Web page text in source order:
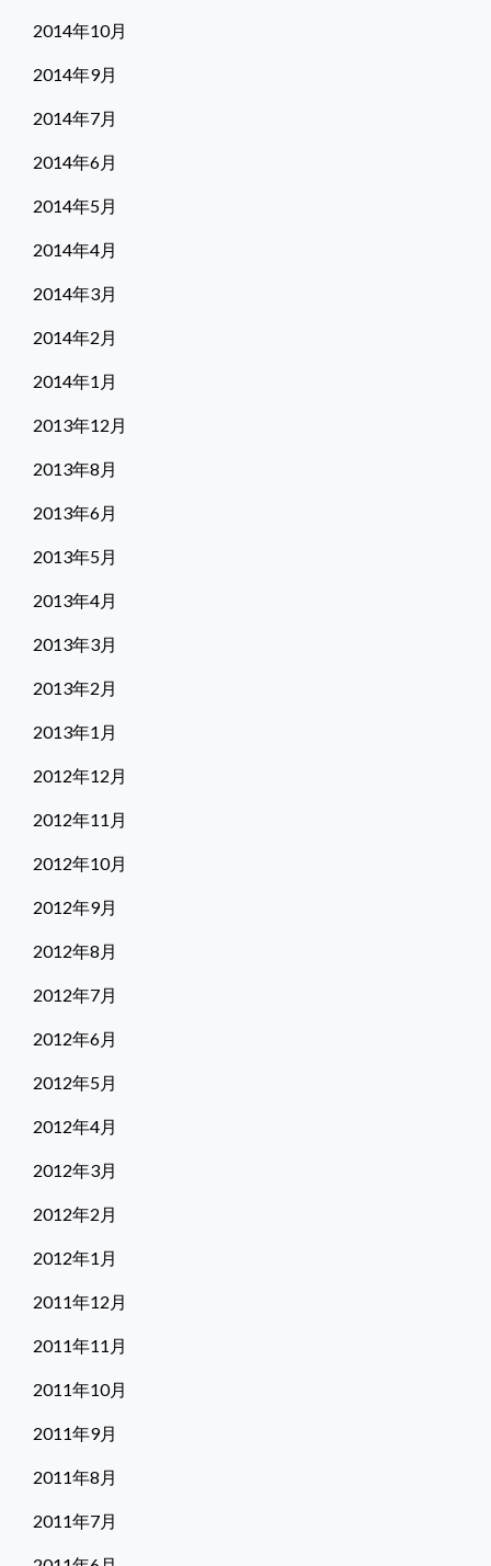
2014年10月
2014年9月
2014年7月
2014年6月
2014年5月
2014年4月
2014年3月
2014年2月
2014年1月
2013年12月
2013年8月
2013年6月
2013年5月
2013年4月
2013年3月
2013年2月
2013年1月
2012年12月
2012年11月
2012年10月
2012年9月
2012年8月
2012年7月
2012年6月
2012年5月
2012年4月
2012年3月
2012年2月
2012年1月
2011年12月
2011年11月
2011年10月
2011年9月
2011年8月
2011年7月